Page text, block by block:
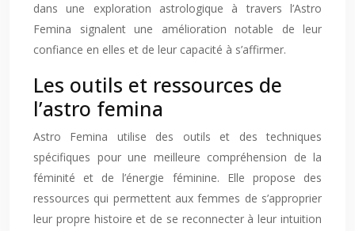
dans une exploration astrologique à travers l’Astro
Femina signalent une amélioration notable de leur
confiance en elles et de leur capacité à s’affirmer.
Les outils et ressources de
l’astro femina
Astro Femina utilise des outils et des techniques
spécifiques pour une meilleure compréhension de la
féminité et de l’énergie féminine. Elle propose des
ressources qui permettent aux femmes de s’approprier
leur propre histoire et de se reconnecter à leur intuition